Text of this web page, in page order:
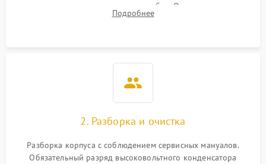
включение, считывание кодов ошибок. Оценка состояния
матрицы и затвора, проверка работы автофокуса и вспышки.
Подробнее
2. Разборка и очистка
Разборка корпуса с соблюдением сервисных мануалов.
Обязательный разряд высоковольтного конденсатора